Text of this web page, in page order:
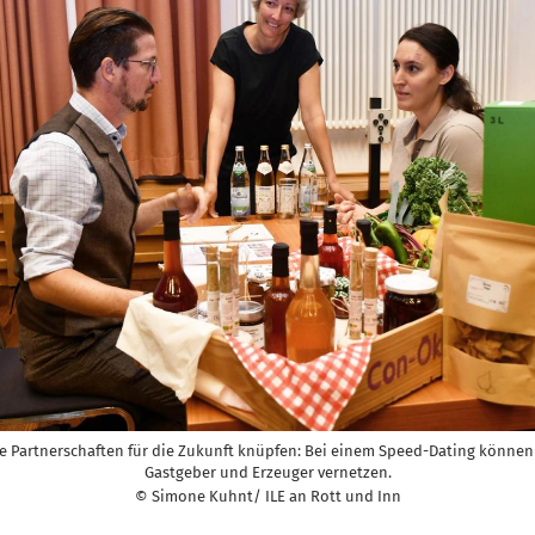
Partnerschaften für die Zukunft knüpfen: Bei einem Speed-Dating
Gastgeber und Erzeuger vernetzen.
© Simone Kuhnt/ ILE an Rott und Inn